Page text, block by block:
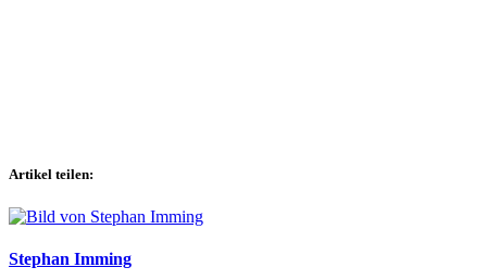
Artikel teilen:
Stephan Imming